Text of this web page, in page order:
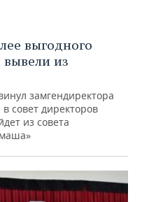
выгодного
из
замгендиректора
совет директоров
из совета